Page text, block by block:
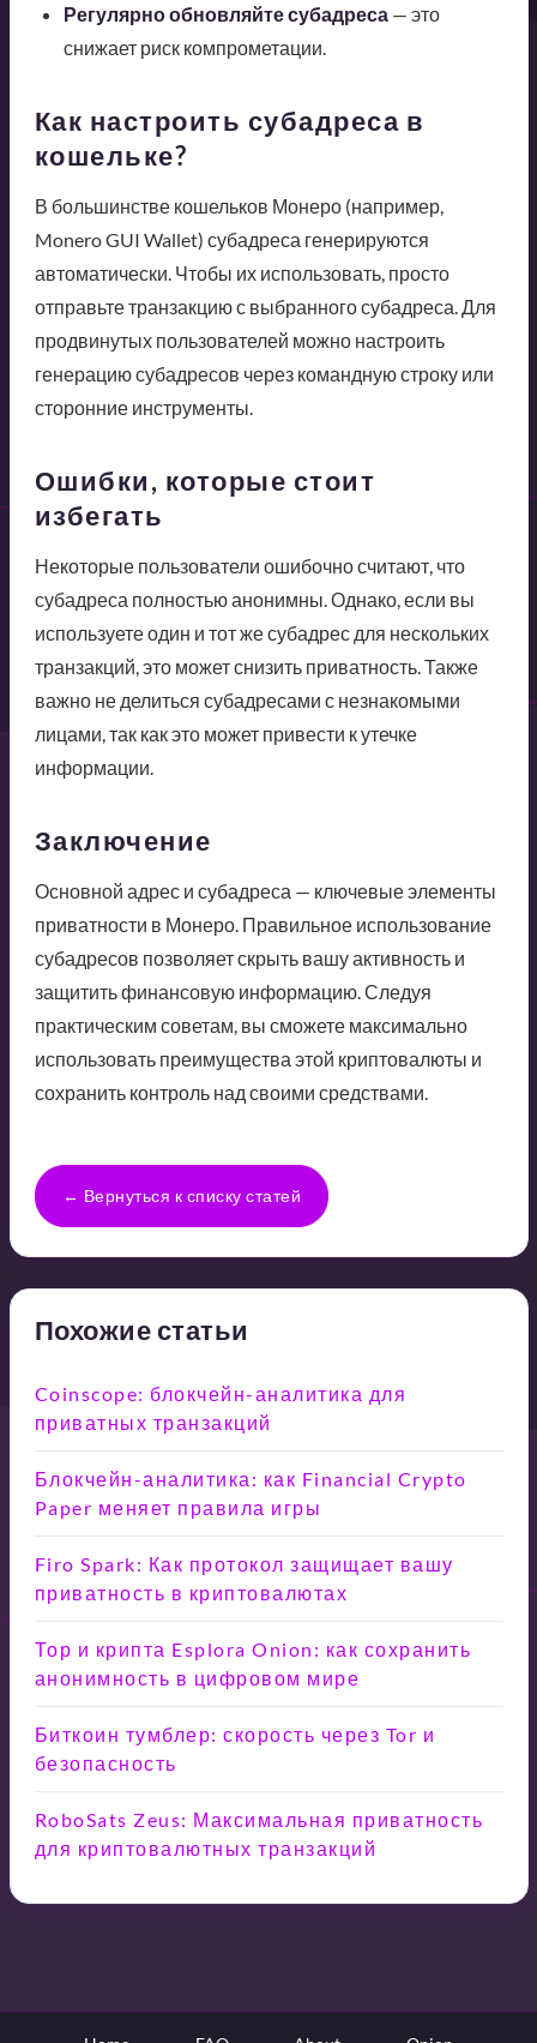
Регулярно обновляйте субадреса— это
снижает риск компрометации.
Как настроить субадреса в
кошельке?
В большинстве кошельков Монеро (например,
Monero GUI Wallet) субадреса генерируются
автоматически. Чтобы их использовать, просто
отправьте транзакцию с выбранного субадреса. Для
продвинутых пользователей можно настроить
генерацию субадресов через командную строку или
сторонние инструменты.
Ошибки, которые стоит
избегать
Некоторые пользователи ошибочно считают, что
субадреса полностью анонимны. Однако, если вы
используете один и тот же субадрес для нескольких
транзакций, это может снизить приватность. Также
важно не делиться субадресами с незнакомыми
лицами, так как это может привести к утечке
информации.
Заключение
Основной адрес и субадреса — ключевые элементы
приватности в Монеро. Правильное использование
субадресов позволяет скрыть вашу активность и
защитить финансовую информацию. Следуя
практическим советам, вы сможете максимально
использовать преимущества этой криптовалюты и
сохранить контроль над своими средствами.
← Вернуться к списку статей
Похожие статьи
Coinscope: блокчейн-аналитика для
приватных транзакций
Блокчейн-аналитика: как Financial Crypto
Paper меняет правила игры
Firo Spark: Как протокол защищает вашу
приватность в криптовалютах
Тор и крипта Esplora Onion: как сохранить
анонимность в цифровом мире
Биткоин тумблер: скорость через Tor и
безопасность
RoboSats Zeus: Максимальная приватность
для криптовалютных транзакций